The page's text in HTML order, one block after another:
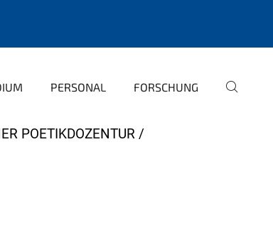
PERSONAL FORSCHUNG
POETIKDOZENTUR